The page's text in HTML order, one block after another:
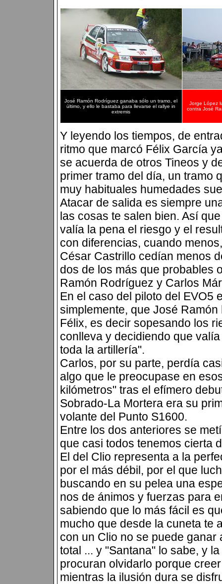
José Ramón Rodríguez ganaba sólo un tramo, el
último, y ello le bastaba para llevarse el rallye in
extremis
Jorge López
contra José
Y leyendo los tiempos, de
ritmo que marcó Félix García
se acuerda de otros Tineos y
primer tramo del día, un tramo
muy habituales humedades
Atacar de salida es siempre
las cosas te salen bien. Así
valía la pena el riesgo y el
con diferencias, cuando
César Castrillo cedían menos
dos de los más que probables
Ramón Rodríguez y Carlos
En el caso del piloto del EVO5
simplemente, que José
Félix, es decir sopesando los
conlleva y decidiendo que
toda la artillería".
Carlos, por su parte, perdía
algo que le preocupase en
kilómetros" tras el efímero
Sobrado-La Mortera era su
volante del Punto S1600.
Entre los dos anteriores se
que casi todos tenemos cierta
El del Clio representa a la
por el más débil, por el que
buscando en su pelea una
nos de ánimos y fuerzas para
sabiendo que lo más fácil es
mucho que desde la cuneta te
con un Clio no se puede
total ... y "Santana" lo sabe, y
procuran olvidarlo porque
mientras la ilusión dura se